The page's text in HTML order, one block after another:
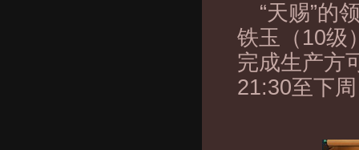
“天赐”的
铁玉（10级
完成生产方
21:30至下